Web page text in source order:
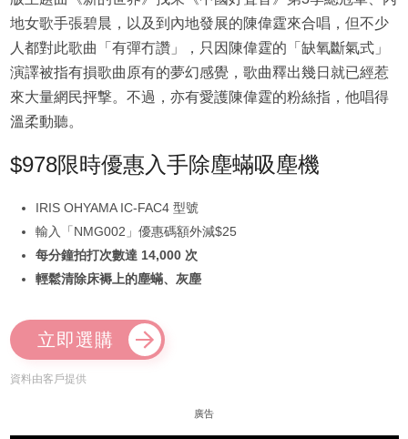
地女歌手張碧晨，以及到內地發展的陳偉霆來合唱，但不少
人都對此歌曲「有彈冇讚」，只因陳偉霆的「缺氧斷氣式」
演譯被指有損歌曲原有的夢幻感覺，歌曲釋出幾日就已經惹
來大量網民抨撃。不過，亦有愛護陳偉霆的粉絲指，他唱得
溫柔動聽。
$978限時優惠入手除塵蟎吸塵機
IRIS OHYAMA IC-FAC4 型號
輸入「NMG002」優惠碼額外減$25
每分鐘拍打次數達 14,000 次
輕鬆清除床褥上的塵蟎、灰塵
立即選購
資料由客戶提供
廣告